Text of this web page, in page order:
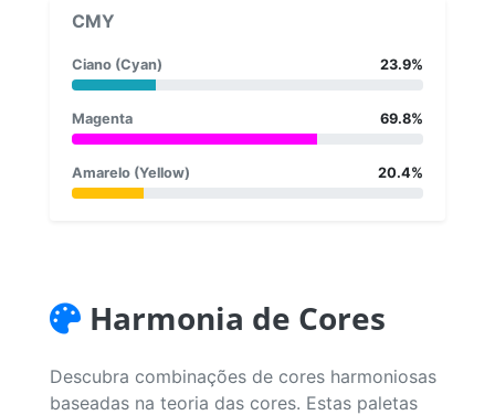
CMY
Ciano (Cyan) 23.9%
Magenta 69.8%
Amarelo (Yellow) 20.4%
Harmonia de Cores
Descubra combinações de cores harmoniosas
baseadas na teoria das cores. Estas paletas